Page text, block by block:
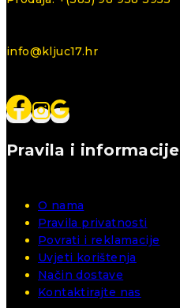
info@kljuc17.hr
Pravila i informacije
O nama
Pravila privatnosti
Povrati i reklamacije
Uvjeti korištenja
Način dostave
Kontaktirajte nas